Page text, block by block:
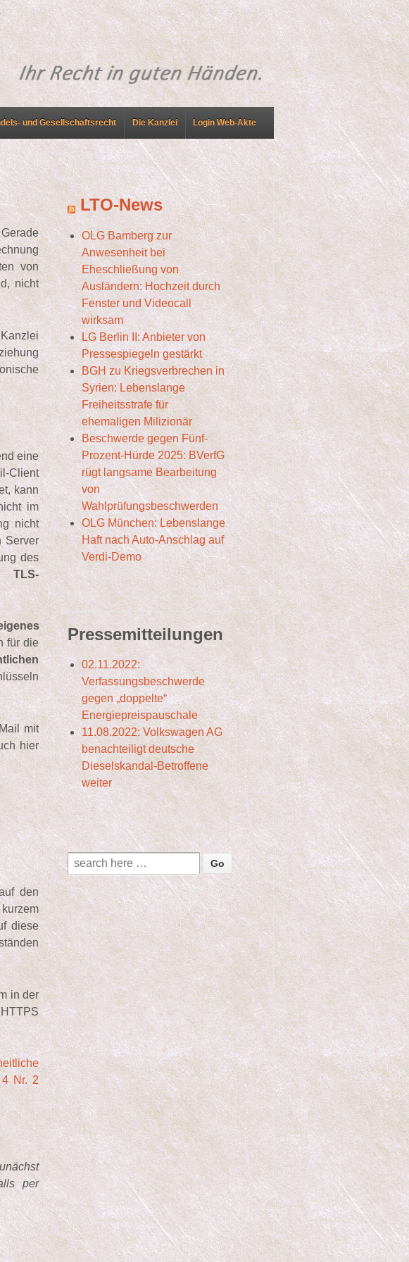
und Gesellschaftsrecht Die Kanzlei Login Web-Akte
von
nicht
eine
Client
kann
im
nicht
Server
des
TLS-
für die
mit
hier
den
diese
in der
Nr. 2
per
LTO-News
OLG Bamberg zur
Anwesenheit bei
Eheschließung von
Ausländern: Hochzeit durch
Fenster und Video­call
wirksam
LG Berlin II: Anbieter von
Pressespiegeln gestärkt
BGH zu Kriegsverbrechen in
Syrien: Lebenslange
Freiheitsstrafe für
ehemaligen Milizionär
Beschwerde gegen Fünf-
Prozent-Hürde 2025: BVerfG
rügt langsame Bearbeitung
von
Wahlprüfungsbeschwerden
OLG München: Lebenslange
Haft nach Auto-Anschlag auf
Verdi-Demo
Pressemitteilungen
02.11.2022:
Verfassungsbeschwerde
gegen „doppelte“
Energiepreispauschale
11.08.2022: Volkswagen AG
benachteiligt deutsche
Dieselskandal-Betroffene
weiter